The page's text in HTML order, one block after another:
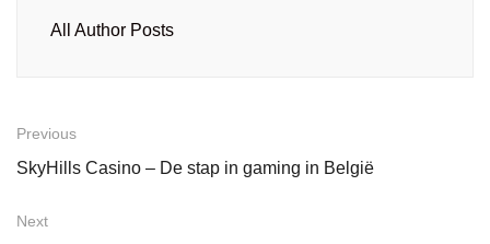
All Author Posts
Previous
SkyHills Casino – De stap in gaming in België
Next